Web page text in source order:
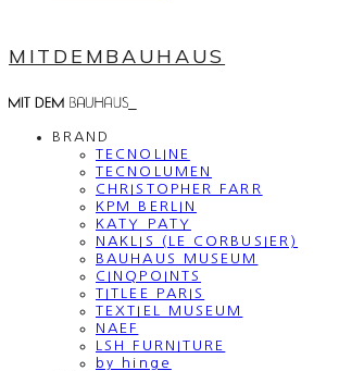
MITDEMBAUHAUS
BRAND
TECNOLINE
TECNOLUMEN
CHRISTOPHER FARR
KPM BERLIN
KATY PATY
NAKLIS (LE CORBUSIER)
BAUHAUS MUSEUM
CINQPOINTS
TITLEE PARIS
TEXTIEL MUSEUM
NAEF
LSH FURNITURE
by hinge